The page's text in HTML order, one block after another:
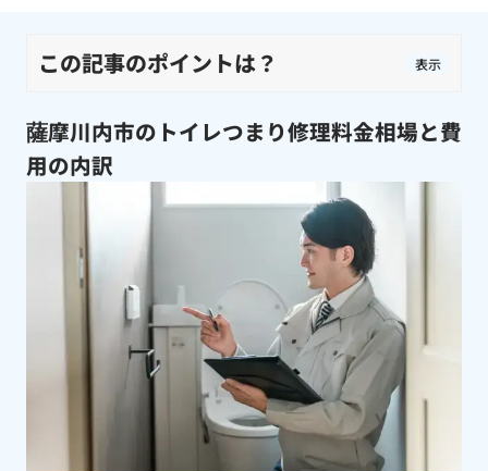
この記事のポイントは？ 表示
薩摩川内市のトイレつまり修理料金相場と費
用の内訳